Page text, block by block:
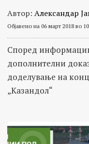
Автор: Александар
Објавено на 06 март 2018 во
Според
дополнителни
доделување на
„Казандол“